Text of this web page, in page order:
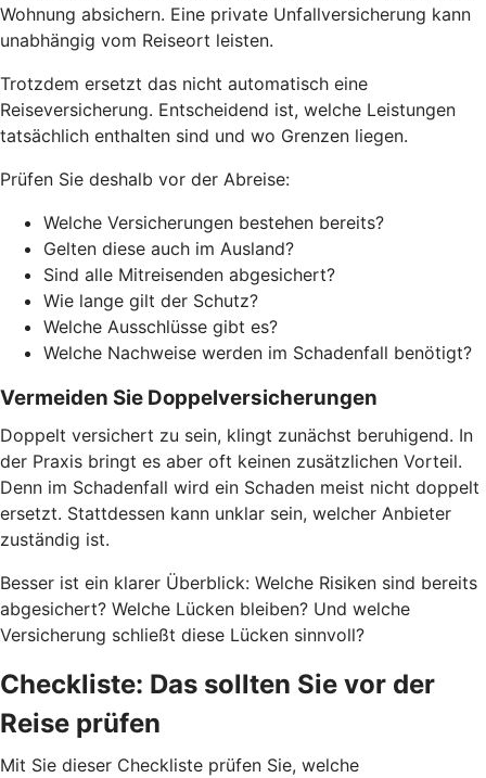
Wohnung absichern. Eine private Unfallversicherung kann
unabhängig vom Reiseort leisten.
Trotzdem ersetzt das nicht automatisch eine
Reiseversicherung. Entscheidend ist, welche Leistungen
tatsächlich enthalten sind und wo Grenzen liegen.
Prüfen Sie deshalb vor der Abreise:
Welche Versicherungen bestehen bereits?
Gelten diese auch im Ausland?
Sind alle Mitreisenden abgesichert?
Wie lange gilt der Schutz?
Welche Ausschlüsse gibt es?
Welche Nachweise werden im Schadenfall benötigt?
Vermeiden Sie Doppelversicherungen
Doppelt versichert zu sein, klingt zunächst beruhigend. In
der Praxis bringt es aber oft keinen zusätzlichen Vorteil.
Denn im Schadenfall wird ein Schaden meist nicht doppelt
ersetzt. Stattdessen kann unklar sein, welcher Anbieter
zuständig ist.
Besser ist ein klarer Überblick: Welche Risiken sind bereits
abgesichert? Welche Lücken bleiben? Und welche
Versicherung schließt diese Lücken sinnvoll?
Checkliste: Das sollten Sie vor der
Reise prüfen
Mit Sie dieser Checkliste prüfen Sie, welche